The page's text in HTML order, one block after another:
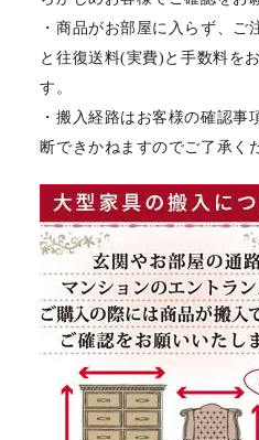
・商品がお部屋に入らず、ご
と往復送料(実費)と手数料を
す。
・搬入経路はお客様の確認事
断できかねますのでご了承く